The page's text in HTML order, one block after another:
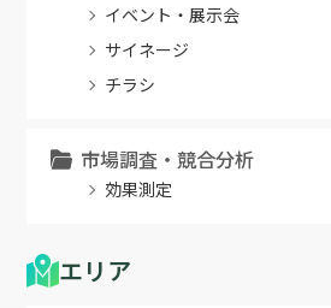
イベント・展示会
サイネージ
チラシ
市場調査・競合分析
効果測定
エリア